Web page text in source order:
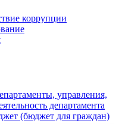
коррупции
управления,
департамента
(бюджет для граждан)